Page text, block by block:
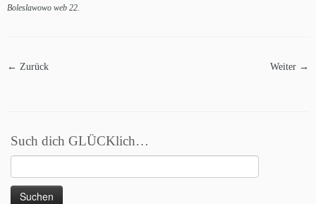
Boleslawowo web 22.
← Zurück Weiter →
Such dich GLÜCKlich…
nach: